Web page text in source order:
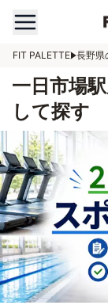
FIT PALETTE 長野県
一日市場
して探す